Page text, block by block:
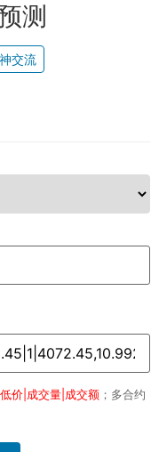
测
交流
价|成交量|成交额 ；多合约